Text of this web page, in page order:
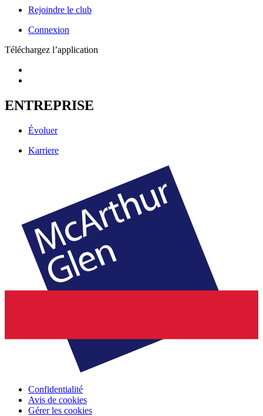
Rejoindre le club
Connexion
Téléchargez l’application
ENTREPRISE
Évoluer
Karriere
Confidentialité
Avis de cookies
Gérer les cookies